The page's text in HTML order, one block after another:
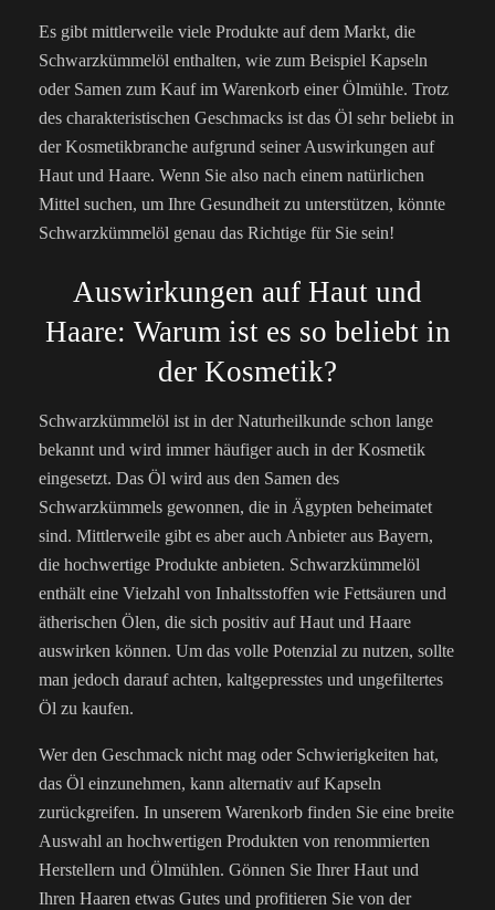
Es gibt mittlerweile viele Produkte auf dem Markt, die
Schwarzkümmelöl enthalten, wie zum Beispiel Kapseln
oder Samen zum Kauf im Warenkorb einer Ölmühle. Trotz
des charakteristischen Geschmacks ist das Öl sehr beliebt in
der Kosmetikbranche aufgrund seiner Auswirkungen auf
Haut und Haare. Wenn Sie also nach einem natürlichen
Mittel suchen, um Ihre Gesundheit zu unterstützen, könnte
Schwarzkümmelöl genau das Richtige für Sie sein!
Auswirkungen auf Haut und
Haare: Warum ist es so beliebt in
der Kosmetik?
Schwarzkümmelöl ist in der Naturheilkunde schon lange
bekannt und wird immer häufiger auch in der Kosmetik
eingesetzt. Das Öl wird aus den Samen des
Schwarzkümmels gewonnen, die in Ägypten beheimatet
sind. Mittlerweile gibt es aber auch Anbieter aus Bayern,
die hochwertige Produkte anbieten. Schwarzkümmelöl
enthält eine Vielzahl von Inhaltsstoffen wie Fettsäuren und
ätherischen Ölen, die sich positiv auf Haut und Haare
auswirken können. Um das volle Potenzial zu nutzen, sollte
man jedoch darauf achten, kaltgepresstes und ungefiltertes
Öl zu kaufen.
Wer den Geschmack nicht mag oder Schwierigkeiten hat,
das Öl einzunehmen, kann alternativ auf Kapseln
zurückgreifen. In unserem Warenkorb finden Sie eine breite
Auswahl an hochwertigen Produkten von renommierten
Herstellern und Ölmühlen. Gönnen Sie Ihrer Haut und
Ihren Haaren etwas Gutes und profitieren Sie von der